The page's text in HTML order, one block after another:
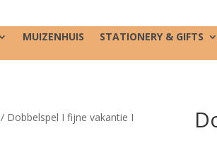
MUIZENHUIS STATIONERY & GIFTS
/ Dobbelspel I fijne vakantie I